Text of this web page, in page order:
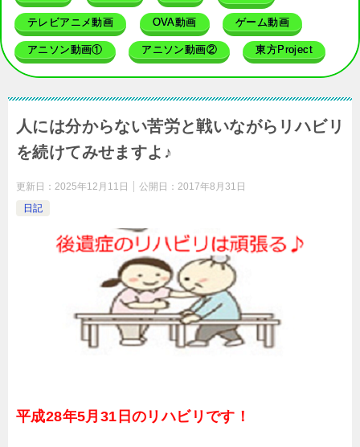
テレビアニメ動画 OVA動画 ゲーム動画
アニソン動画① アニソン動画② 東方Project
人には分からない苦労と戦いながらリハビリ
を続けてみせますよ♪
更新日： 2025年12月11日 公開日： 2017年8月31日
日記
平成28年5月31日のリハビリです！